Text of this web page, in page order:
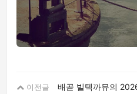
이전글
배곧 빌텍까뮤의